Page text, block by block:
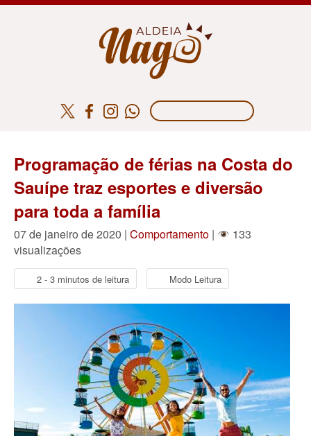
Programação de férias na Costa do
Sauípe traz esportes e diversão
para toda a família
07 de janeiro de 2020 | Comportamento |
133
visualizações
2 - 3 minutos de leitura Modo Leitura